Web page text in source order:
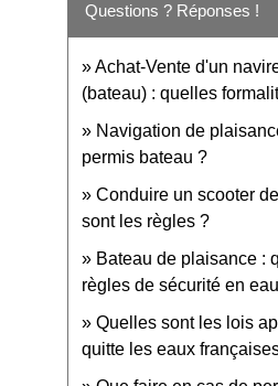
Questions ? Réponses !
Achat-Vente d'un
(bateau) : quelles
Navigation de
permis bateau ?
Conduire un scooter
sont les règles ?
Bateau de plaisance :
règles de sécurité en
Quelles sont les lois
quitte les eaux